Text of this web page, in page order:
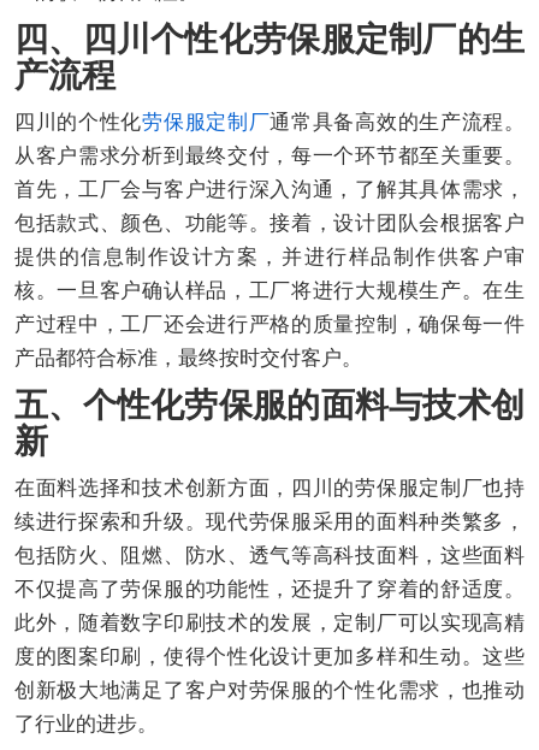
四、四川个性化劳保服定制厂的生
产流程
四川的个性化劳保服定制厂通常具备高效的生产流程。
从客户需求分析到最终交付，每一个环节都至关重要。
首先，工厂会与客户进行深入沟通，了解其具体需求，
包括款式、颜色、功能等。接着，设计团队会根据客户
提供的信息制作设计方案，并进行样品制作供客户审
核。一旦客户确认样品，工厂将进行大规模生产。在生
产过程中，工厂还会进行严格的质量控制，确保每一件
产品都符合标准，最终按时交付客户。
五、个性化劳保服的面料与技术创
新
在面料选择和技术创新方面，四川的劳保服定制厂也持
续进行探索和升级。现代劳保服采用的面料种类繁多，
包括防火、阻燃、防水、透气等高科技面料，这些面料
不仅提高了劳保服的功能性，还提升了穿着的舒适度。
此外，随着数字印刷技术的发展，定制厂可以实现高精
度的图案印刷，使得个性化设计更加多样和生动。这些
创新极大地满足了客户对劳保服的个性化需求，也推动
了行业的进步。